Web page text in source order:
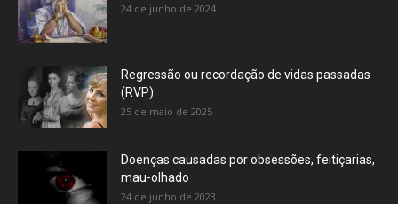
24 de junho de 2024
Regressão ou recordação de vidas passadas
(RVP)
25 de maio de 2025
Doenças causadas por obsessões, feitiçarias,
mau-olhado
24 de junho de 2023